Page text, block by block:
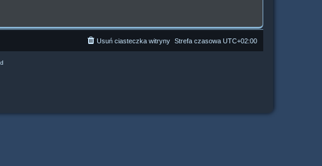
Strefa czasowa UTC+02:00
Usuń ciasteczka witryny